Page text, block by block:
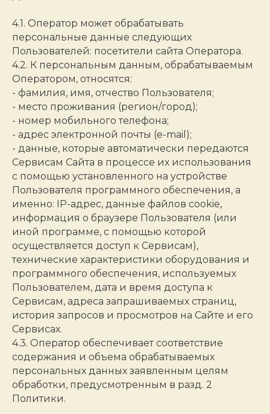
4.1. Оператор может обрабатывать
персональные данные следующих
Пользователей: посетители сайта Оператора.
4.2. К персональным данным, обрабатываемым
Оператором, относятся:
- фамилия, имя, отчество Пользователя;
- место проживания (регион/город);
- номер мобильного телефона;
- адрес электронной почты (e-mail);
- данные, которые автоматически передаются
Сервисам Сайта в процессе их использования
с помощью установленного на устройстве
Пользователя программного обеспечения, а
именно: IP-адрес, данные файлов cookie,
информация о браузере Пользователя (или
иной программе, с помощью которой
осуществляется доступ к Сервисам),
технические характеристики оборудования и
программного обеспечения, используемых
Пользователем, дата и время доступа к
Сервисам, адреса запрашиваемых страниц,
история запросов и просмотров на Сайте и его
Сервисах.
4.3. Оператор обеспечивает соответствие
содержания и объема обрабатываемых
персональных данных заявленным целям
обработки, предусмотренным в разд. 2
Политики.